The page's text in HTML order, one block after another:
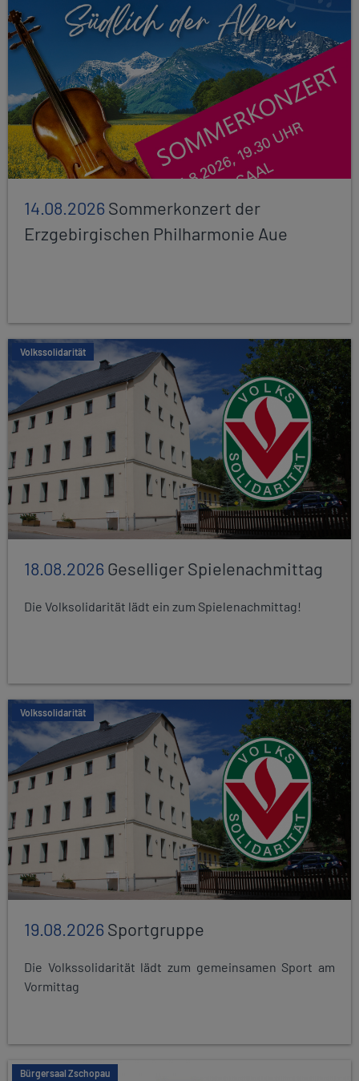
14.08.2026Sommerkonzert der
Erzgebirgischen Philharmonie Aue
Volkssolidarität
18.08.2026Geselliger Spielenachmittag
Die Volksolidarität lädt ein zum Spielenachmittag!
Volkssolidarität
19.08.2026Sportgruppe
Die Volkssolidarität lädt zum gemeinsamen Sport am
Vormittag
Bürgersaal Zschopau